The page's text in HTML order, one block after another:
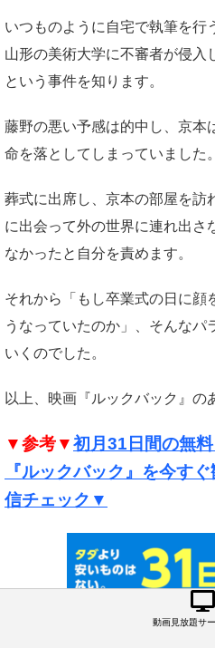
いつものように自宅で執筆を行
山形の美術大学に不審者が侵入
という事件を知ります。
藤野の悪い予感は的中し、京本
命を落としてしまっていました。
葬式に出席し、京本の部屋を訪
に出会って外の世界に連れ出さ
なかったと自分を責めます。
それから「もし卒業式の日に顔
うなっていたのか」、そんなパ
いくのでした。
以上、映画『ルックバック』の
▼参考▼初月31日間の無
『ルックバック』を今す
信チェック▼
動画見放題サ